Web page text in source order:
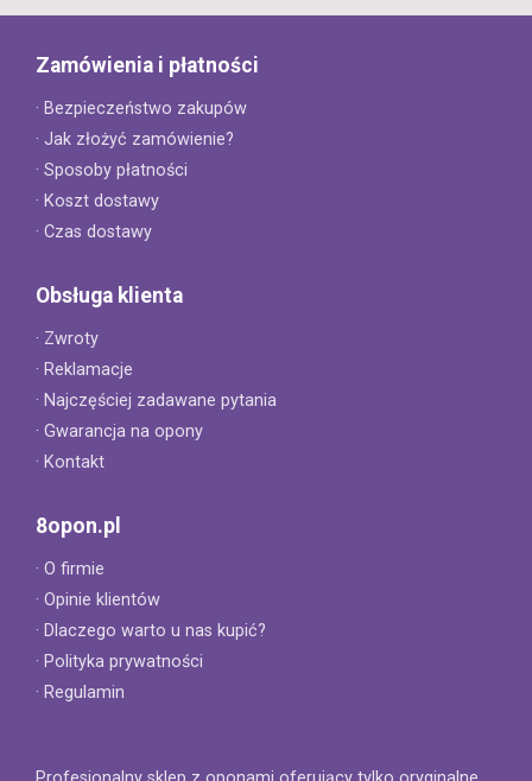
Zamówienia i płatności
· Bezpieczeństwo zakupów
· Jak złożyć zamówienie?
· Sposoby płatności
· Koszt dostawy
· Czas dostawy
Obsługa klienta
· Zwroty
· Reklamacje
· Najczęściej zadawane pytania
· Gwarancja na opony
· Kontakt
8opon.pl
· O firmie
· Opinie klientów
· Dlaczego warto u nas kupić?
· Polityka prywatności
· Regulamin